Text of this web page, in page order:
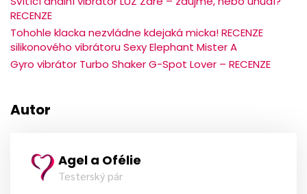
RECENZE
Tohohle klacka nezvládne kdejaká micka! RECENZE
silikonového vibrátoru Sexy Elephant Mister A
Gyro vibrátor Turbo Shaker G-Spot Lover – RECENZE
Autor
Agel a Ofélie
Testerský pár